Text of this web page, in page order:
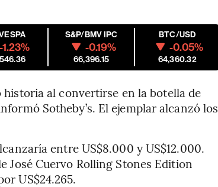
-1.23%
S&P/BMV IPC
-0.19%
66,396.15
BTC/USD
-0.05%
64,360.32
al convertirse en la botella de
Sotheby’s. El ejemplar alcanzó los
entre US$8.000 y US$12.000.
José Cuervo Rolling Stones Edition
US$24.265.